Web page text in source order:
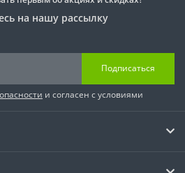
на нашу рассылку
Подписаться
и согласен с условиями